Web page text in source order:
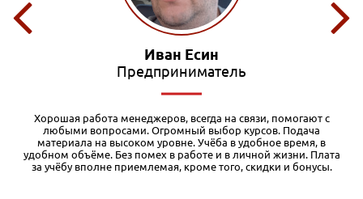
Иван Есин
Предприниматель
Хорошая работа менеджеров, всегда на связи, помогают с
любыми вопросами. Огромный выбор курсов. Подача
материала на высоком уровне. Учёба в удобное время, в
удобном объёме. Без помех в работе и в личной жизни. Плата
за учёбу вполне приемлемая, кроме того, скидки и бонусы.